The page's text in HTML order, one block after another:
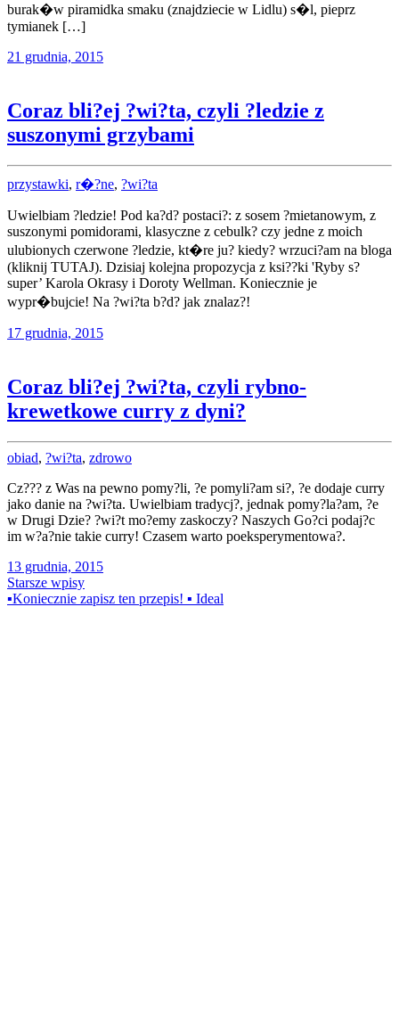
burak�w piramidka smaku (znajdziecie w Lidlu) s�l, pieprz
tymianek […]
21 grudnia, 2015
Coraz bli?ej ?wi?ta, czyli ?ledzie z
suszonymi grzybami
przystawki, r�?ne, ?wi?ta
Uwielbiam ?ledzie! Pod ka?d? postaci?: z sosem ?mietanowym, z
suszonymi pomidorami, klasyczne z cebulk? czy jedne z moich
ulubionych czerwone ?ledzie, kt�re ju? kiedy? wrzuci?am na bloga
(kliknij TUTAJ). Dzisiaj kolejna propozycja z ksi??ki 'Ryby s?
super’ Karola Okrasy i Doroty Wellman. Koniecznie je
wypr�bujcie! Na ?wi?ta b?d? jak znalaz?!
17 grudnia, 2015
Coraz bli?ej ?wi?ta, czyli rybno-
krewetkowe curry z dyni?
obiad, ?wi?ta, zdrowo
Cz??? z Was na pewno pomy?li, ?e pomyli?am si?, ?e dodaje curry
jako danie na ?wi?ta. Uwielbiam tradycj?, jednak pomy?la?am, ?e
w Drugi Dzie? ?wi?t mo?emy zaskoczy? Naszych Go?ci podaj?c
im w?a?nie takie curry! Czasem warto poeksperymentowa?.
13 grudnia, 2015
Nawigacja
po
Starsze wpisy
▪️Koniecznie zapisz ten przepis! ▪️ Ideal